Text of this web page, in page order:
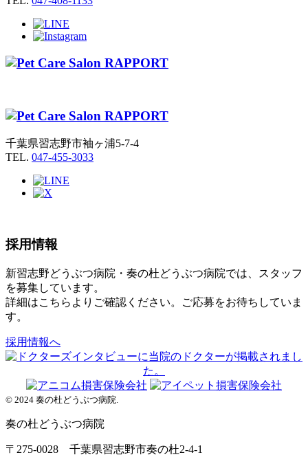
千葉県習志野市袖ヶ浦5-7-4
TEL. 047-455-3033
採用情報
新習志野どうぶつ病院・奏の杜どうぶつ病院では、スタッフ
を募集しています。
詳細はこちらよりご確認ください。ご応募をお待ちしていま
す。
採用情報へ
© 2024 奏の杜どうぶつ病院.
奏の杜どうぶつ病院
〒275-0028 千葉県習志野市奏の杜2-4-1